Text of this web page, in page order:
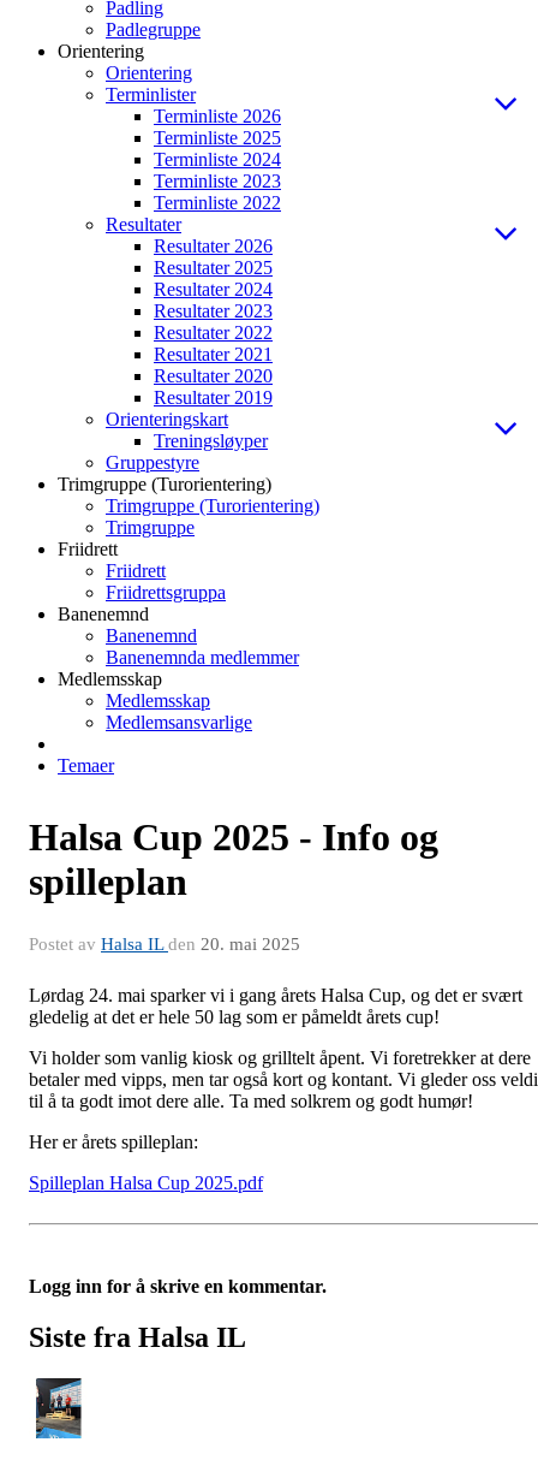
Padling
Padlegruppe
Orientering
Orientering
Terminlister
Terminliste 2026
Terminliste 2025
Terminliste 2024
Terminliste 2023
Terminliste 2022
Resultater
Resultater 2026
Resultater 2025
Resultater 2024
Resultater 2023
Resultater 2022
Resultater 2021
Resultater 2020
Resultater 2019
Orienteringskart
Treningsløyper
Gruppestyre
Trimgruppe (Turorientering)
Trimgruppe (Turorientering)
Trimgruppe
Friidrett
Friidrett
Friidrettsgruppa
Banenemnd
Banenemnd
Banenemnda medlemmer
Medlemsskap
Medlemsskap
Medlemsansvarlige
Temaer
Halsa Cup 2025 - Info og
spilleplan
Postet av Halsa ILden 20. mai 2025
Lørdag 24. mai sparker vi i gang årets Halsa Cup, og det er svært
gledelig at det er hele 50 lag som er påmeldt årets cup!
Vi holder som vanlig kiosk og grilltelt åpent. Vi foretrekker at dere
betaler med vipps, men tar også kort og kontant. Vi gleder oss
til å ta godt imot dere alle. Ta med solkrem og godt humør!
Her er årets spilleplan:
Spilleplan Halsa Cup 2025.pdf
Logg inn for å skrive en kommentar.
Siste fra Halsa IL